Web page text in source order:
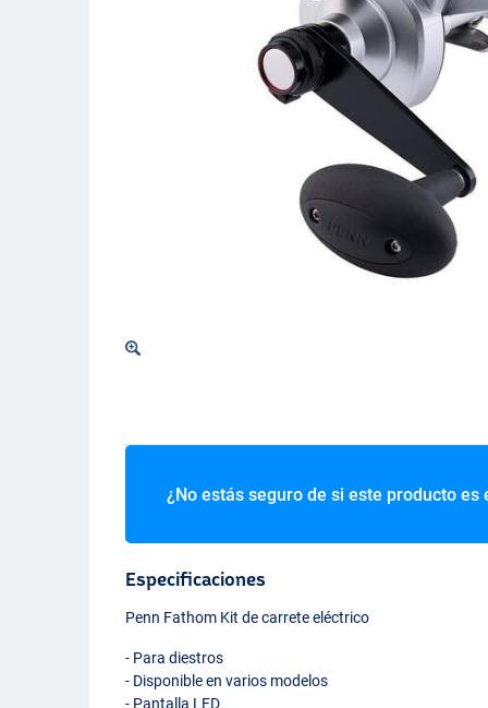
¿No estás seguro de si este producto es
Especificaciones
Penn Fathom Kit de carrete eléctrico
- Para diestros
- Disponible en varios modelos
- Pantalla LED